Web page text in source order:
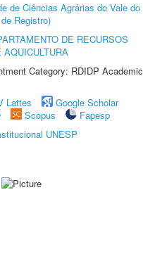
de Ciências Agrárias do Vale do
Registro)
DE RECURSOS
Category: RDIDP Academic
Lattes
Google Scholar
Scopus
Fapesp
UNESP